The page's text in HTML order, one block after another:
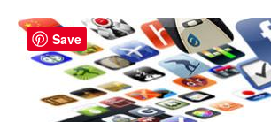
Save